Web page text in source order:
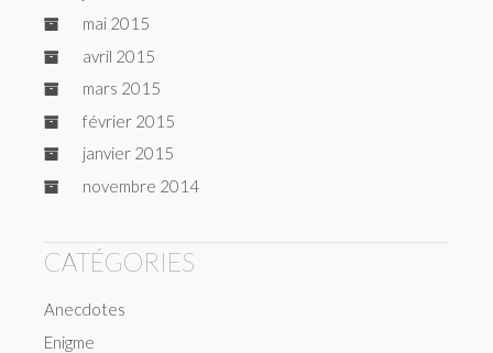
mai 2015
avril 2015
mars 2015
février 2015
janvier 2015
novembre 2014
CATÉGORIES
Anecdotes
Enigme